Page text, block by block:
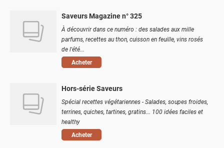
Saveurs Magazine n° 325
À découvrir dans ce numéro : des salades aux mille
parfums, recettes au thon, cuisson en feuille, vins rosés
de l'été...
Acheter
Hors-série Saveurs
Spécial recettes végétariennes - Salades, soupes froides,
terrines, quiches, tartines, gratins... 100 idées faciles et
healthy
Acheter